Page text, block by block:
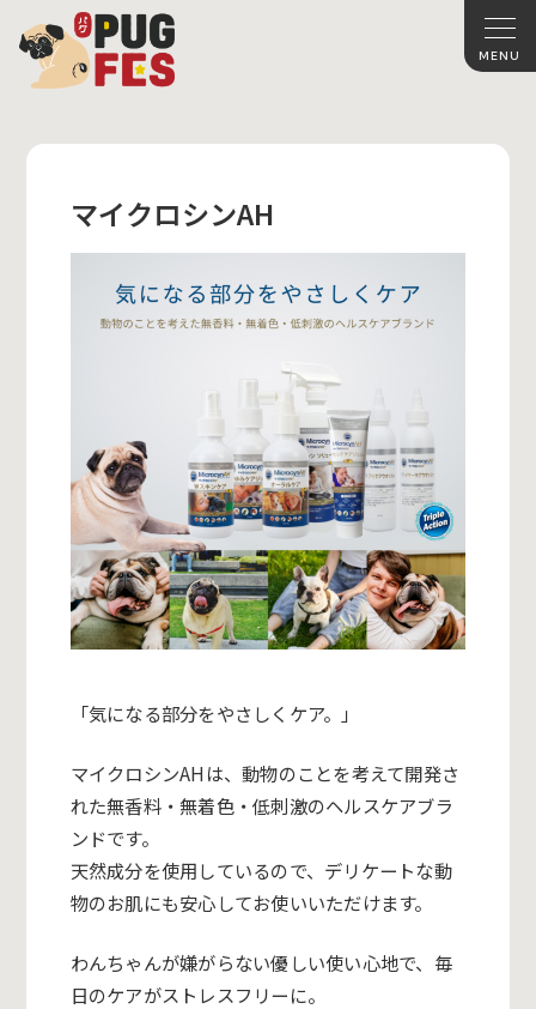
マイクロシンAH
「気になる部分をやさしく ケア。」
マイクロシンAH は、動物のことを考えて開発さ
れた無香料・無着色・低刺激のヘルスケアブラ
ンドです。
天然成分を使用しているので、デリケートな動
物のお肌にも安心してお使いいただけます。
わんちゃんが嫌がらない優しい使い心地で、毎
日のケアがストレスフリーに。